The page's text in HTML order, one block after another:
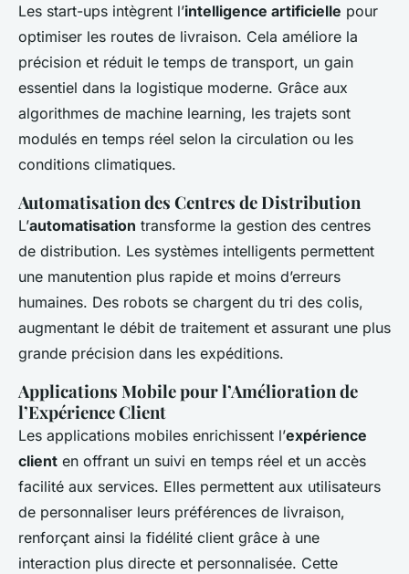
Les start-ups intègrent l’intelligence artificielle pour
optimiser les routes de livraison. Cela améliore la
précision et réduit le temps de transport, un gain
essentiel dans la logistique moderne. Grâce aux
algorithmes de machine learning, les trajets sont
modulés en temps réel selon la circulation ou les
conditions climatiques.
Automatisation des Centres de Distribution
L’automatisation transforme la gestion des centres
de distribution. Les systèmes intelligents permettent
une manutention plus rapide et moins d’erreurs
humaines. Des robots se chargent du tri des colis,
augmentant le débit de traitement et assurant une plus
grande précision dans les expéditions.
Applications Mobile pour l’Amélioration de
l’Expérience Client
Les applications mobiles enrichissent l’expérience
client en offrant un suivi en temps réel et un accès
facilité aux services. Elles permettent aux utilisateurs
de personnaliser leurs préférences de livraison,
renforçant ainsi la fidélité client grâce à une
interaction plus directe et personnalisée. Cette